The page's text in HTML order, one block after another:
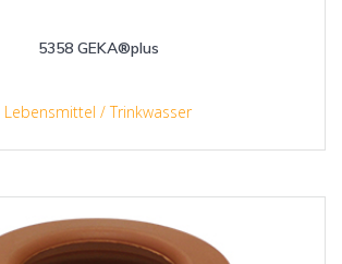
5358 GEKA®plus
Lebensmittel / Trinkwasser